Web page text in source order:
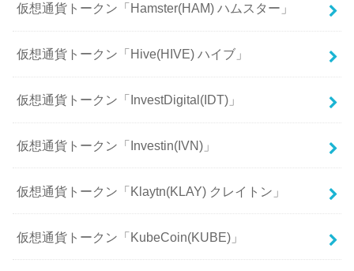
仮想通貨トークン「Hamster(HAM) ハムスター」
仮想通貨トークン「Hive(HIVE) ハイブ」
仮想通貨トークン「InvestDigital(IDT)」
仮想通貨トークン「Investin(IVN)」
仮想通貨トークン「Klaytn(KLAY) クレイトン」
仮想通貨トークン「KubeCoin(KUBE)」